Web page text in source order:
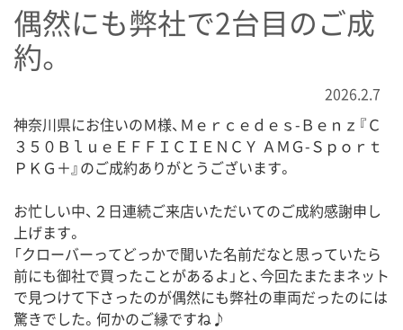
偶然にも弊社で2台目のご成
約。
2026.2.7
神奈川県にお住いのＭ様、Ｍｅｒｃｅｄｅｓ-Ｂｅｎｚ『Ｃ
３５０ＢｌｕｅＥＦＦＩＣＩＥＮＣＹ ＡＭＧ-Ｓｐｏｒｔ
ＰＫＧ＋』のご成約ありがとうございます。
お忙しい中、２日連続ご来店いただいてのご成約感謝申し
上げます。
「クローバーってどっかで聞いた名前だなと思っていたら
前にも御社で買ったことがあるよ」と、今回たまたまネット
で見つけて下さったのが偶然にも弊社の車両だったのには
驚きでした。何かのご縁ですね♪